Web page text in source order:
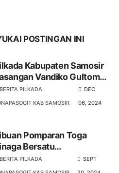
POSTINGAN INI
Kabupaten Samosir
Vandiko Gultom
Ariston Tua Sidauruk
Telak 62,85 Persen
BERITA PILKADA
KAB SAMOSIR
DEC
06, 2024
Pomparan Toga
Bersatu
Vandiko
Ariston Tua
BERITA PILKADA
SEPT